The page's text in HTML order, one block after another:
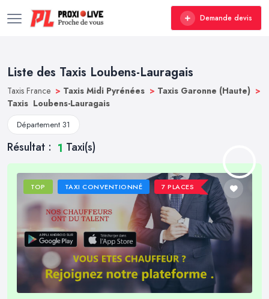
Demande devis
Liste des Taxis Loubens-Lauragais
Taxis France > Taxis Midi Pyrénées > Taxis Garonne (Haute) >
Taxis Loubens-Lauragais
Département 31
Résultat : 1 Taxi(s)
TOP TAXI CONVENTIONNÉ 7 PLACES